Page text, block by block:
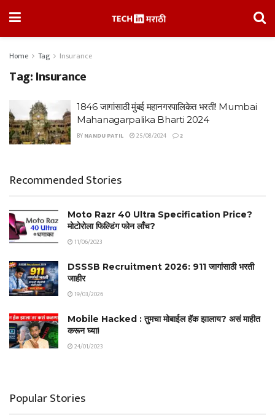
Home Tag Insurance
Tag:Insurance
1846 जागांसाठी मुंबई महानगरपालिकेत भरती! Mumbai
Mahanagarpalika Bharti 2024
BYNANDU PATIL 25/08/2024 2
Recommended Stories
Moto Razr 40 Ultra Specification Price?
मोटोरोला फिल्डिंग फोन लाँच?
11/06/2023
DSSSB Recruitment 2026: 911 जागांसाठी भरती
जाहीर
19/03/2026
Mobile Hacked : तुमचा मोबाईल हॅक झालाय? असं माहीत
करून घ्या!
24/01/2023
Popular Stories